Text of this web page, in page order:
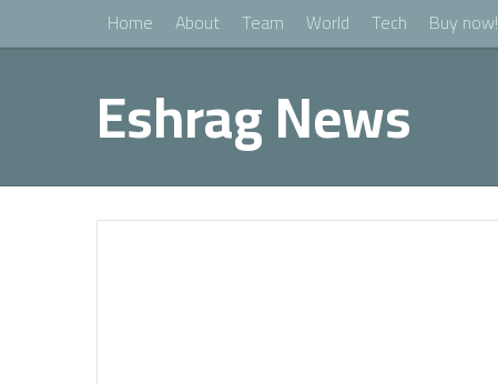
Home About Team World Tech Buy now!
Eshrag News